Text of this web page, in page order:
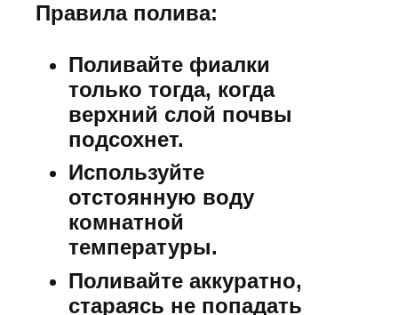
Правила полива:
Поливайте фиалки
только тогда, когда
верхний слой почвы
подсохнет.
Используйте
отстоянную воду
комнатной
температуры.
Поливайте аккуратно,
стараясь не попадать